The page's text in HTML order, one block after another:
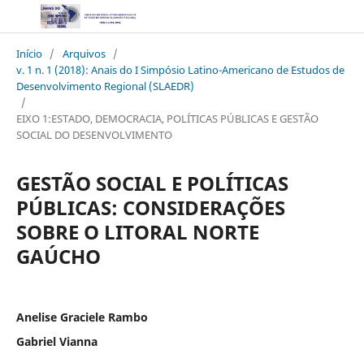
Início / Arquivos /
v. 1 n. 1 (2018): Anais do I Simpósio Latino-Americano de Estudos de
Desenvolvimento Regional (SLAEDR)
/
EIXO 1:ESTADO, DEMOCRACIA, POLÍTICAS PÚBLICAS E GESTÃO
SOCIAL DO DESENVOLVIMENTO
GESTÃO SOCIAL E POLÍTICAS
PÚBLICAS: CONSIDERAÇÕES
SOBRE O LITORAL NORTE
GAÚCHO
Anelise Graciele Rambo
Gabriel Vianna